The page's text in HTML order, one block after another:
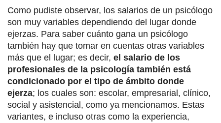
Como pudiste observar, los salarios de un psicólogo
son muy variables dependiendo del lugar donde
ejerzas. Para saber cuánto gana un psicólogo
también hay que tomar en cuentas otras variables
más que el lugar; es decir, el salario de los
profesionales de la psicología también está
condicionado por el tipo de ámbito donde
ejerza; los cuales son: escolar, empresarial, clínico,
social y asistencial, como ya mencionamos. Estas
variantes, e incluso otras como la experiencia,